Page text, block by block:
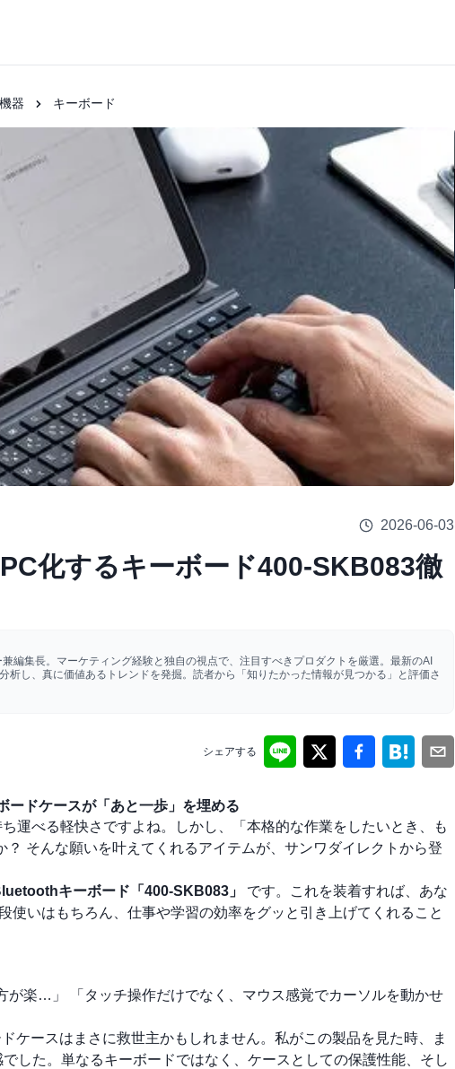
器 キーボード
2026-06-03
化するキーボード400-SKB083徹
編集長。マーケティング経験と独自の視点で、注目すべきプロダクトを厳選。最新のAI
析し、真に価値あるトレンドを発掘。読者から「知りたかった情報が見つかる」と評価さ
シェアする
ードケースが「あと一歩」を埋める
運べる軽快さですよね。しかし、「本格的な作業をしたいとき、も
そんな願いを叶えてくれるアイテムが、サンワダイレクトから登
キーボード「400-SKB083」
です。これを装着すれば、あな
いはもちろん、仕事や学習の効率をグッと引き上げてくれること
が楽…」 「タッチ操作だけでなく、マウス感覚でカーソルを動かせ
ケースはまさに救世主かもしれません。私がこの製品を見た時、ま
でした。単なるキーボードではなく、ケースとしての保護性能、そし